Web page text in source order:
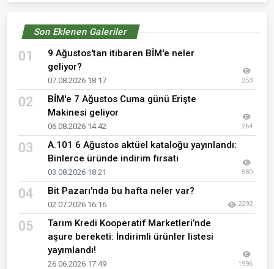
Son Eklenen Galeriler
01
9 Ağustos'tan itibaren BİM'e neler
geliyor?
07.08.2026 18:17 253
02
BİM'e 7 Ağustos Cuma günü Erişte
Makinesi geliyor
06.08.2026 14:42 264
03
A.101 6 Ağustos aktüel kataloğu yayınlandı:
Binlerce üründe indirim fırsatı
03.08.2026 18:21 580
04 Bit Pazarı'nda bu hafta neler var?
02.07.2026 16:16 2292
05
Tarım Kredi Kooperatif Marketleri’nde
aşure bereketi: İndirimli ürünler listesi
yayımlandı!
26.06.2026 17:49 1996